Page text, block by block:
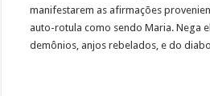
manifestarem as afirmações
auto-rotula como sendo Maria. Nega
demônios, anjos rebelados, e do